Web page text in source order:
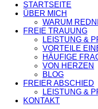
STARTSEITE
ÜBER MICH
WARUM
FREIE TRAUUNG
LEISTUNG &
VORTEILE
HÄUFIGE
VON HERZEN
BLOG
FREIER ABSCHIED
LEISTUNG &
KONTAKT